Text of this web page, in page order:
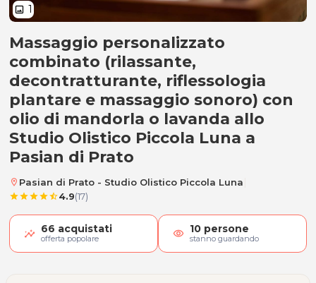
image 1
Massaggio personalizzato
Massaggio personalizzato
combinato (rilassante,
decontratturante, riflessologia
plantare e massaggio sonoro) con
olio di mandorla o lavanda allo
Studio Olistico Piccola Luna a
Pasian di Prato
location_on Pasian di Prato - Studio Olistico Piccola Luna
starstarstarstarstar_half4.9(17)
66 acquistati
offerta popolare visibility 10 persone
stanno guardando